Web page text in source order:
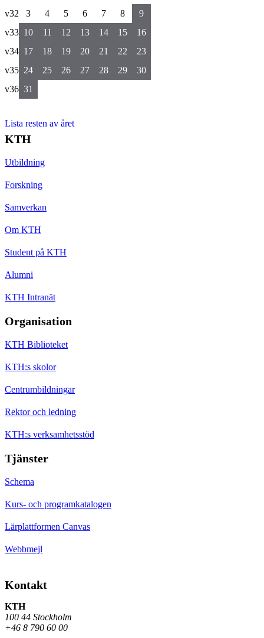
v32
3 4 5 6 7 8
9
v33 10 11 12 13 14 15
16
v34 17 18 19 20 21 22
23
v35 24 25 26 27 28 29
30
v36 31
Lista resten av året
KTH
Utbildning
Forskning
Samverkan
Om KTH
Student på KTH
Alumni
KTH Intranät
Organisation
KTH Biblioteket
KTH:s skolor
Centrumbildningar
Rektor och ledning
KTH:s verksamhetsstöd
Tjänster
Schema
Kurs- och programkatalogen
Lärplattformen Canvas
Webbmejl
Kontakt
KTH
100 44 Stockholm
+46 8 790 60 00